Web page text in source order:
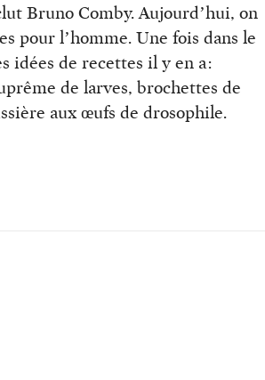
Bruno Comby. Aujourd’hui, on
pour l’homme. Une fois dans le
idées de recettes il y en a :
de larves, brochettes de
aux œufs de drosophile.